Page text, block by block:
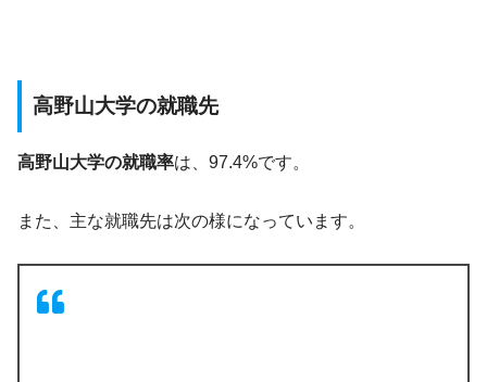
高野山大学の就職先
高野山大学の就職率は、97.4%です。
また、主な就職先は次の様になっています。